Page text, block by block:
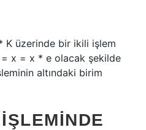
K üzerinde bir ikili işlem
x = x * e olacak şekilde
altındaki birim